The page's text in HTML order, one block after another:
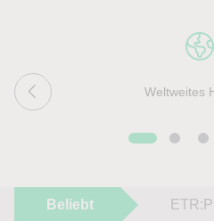
Weltweites
Beliebt